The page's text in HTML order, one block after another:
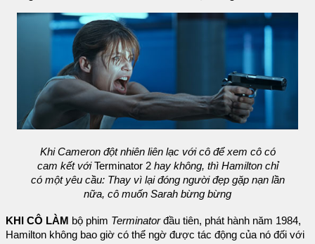
Khi Cameron đột nhiên liên lạc với cô để xem cô có
cam kết vớiTerminator 2hay không, thì Hamilton chỉ
có một yêu cầu: Thay vì lại đóng người đẹp gặp nạn lần
nữa, cô muốn Sarah bừng bừng
KHI CÔ LÀM bộ phim Terminatorđầu tiên, phát hành năm 1984,
Hamilton không bao giờ có thể ngờ được tác động của nó đối với